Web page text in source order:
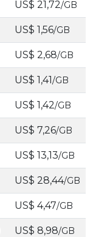
US$ 21,72/GB
US$ 1,56/GB
US$ 2,68/GB
US$ 1,41/GB
US$ 1,42/GB
US$ 7,26/GB
US$ 13,13/GB
US$ 28,44/GB
US$ 4,47/GB
US$ 8,98/GB